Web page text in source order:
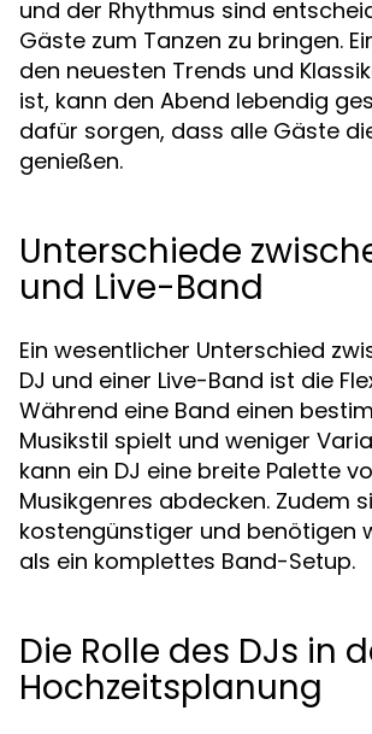
und der Rhythmus sind
Gäste zum Tanzen zu bringen.
den neuesten Trends und
ist, kann den Abend lebendig
dafür sorgen, dass alle Gäste
genießen.
Unterschiede
und Live-Band
Ein wesentlicher Unterschied
DJ und einer Live-Band ist die
Während eine Band einen
Musikstil spielt und weniger
kann ein DJ eine breite Palette
Musikgenres abdecken. Zudem
kostengünstiger und benötigen
als ein komplettes Band-Setup.
Die Rolle des DJs in
Hochzeitsplanung